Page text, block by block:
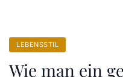
LEBENSSTIL
Wie man ein